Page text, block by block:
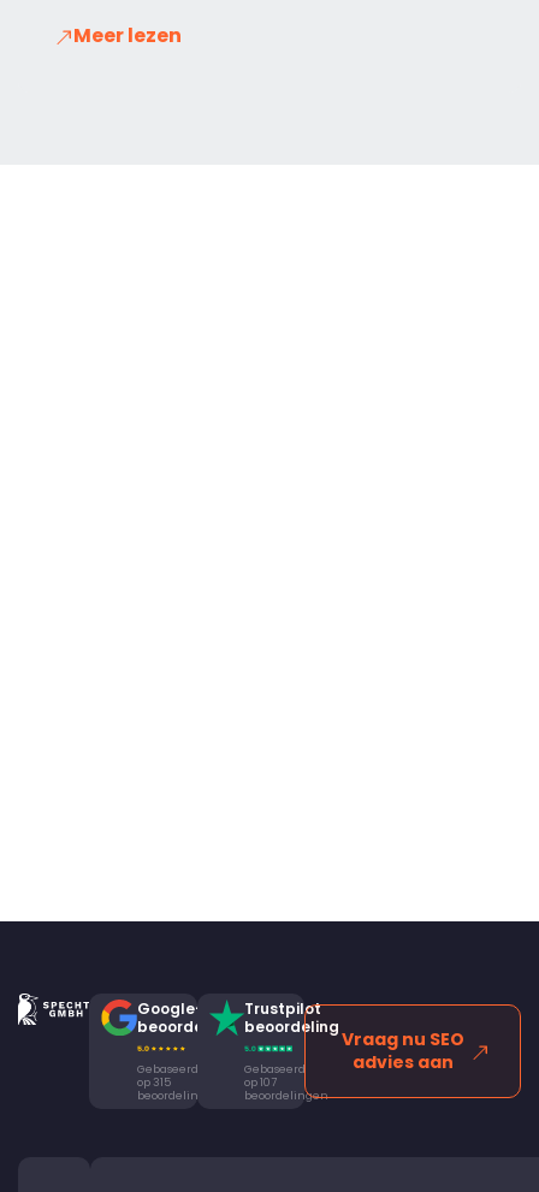
Meer lezen
Google-
beoordeling
Gebaseerd
op 315
beoordelingen
Trustpilot
beoordeling
Gebaseerd
op 107
beoordelingen
Vraag nu SEO
advies aan